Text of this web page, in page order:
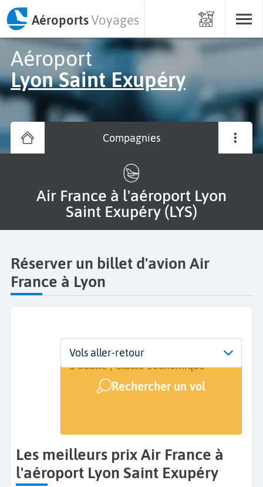
AéroportsVoyages
Aéroport
Lyon Saint Exupéry
Compagnies
Air France à l'aéroport Lyon
Saint Exupéry (LYS)
Réserver un billet d'avion Air
France à Lyon
Départ
Lyon Saint Exupéry (LYS)
Dates
Dates de votre voyage
Voyageurs | Classe
1 adulte | Classe économique
Rechercher un vol
Vols aller-retour
Les meilleurs prix Air France à
l'aéroport Lyon Saint Exupéry